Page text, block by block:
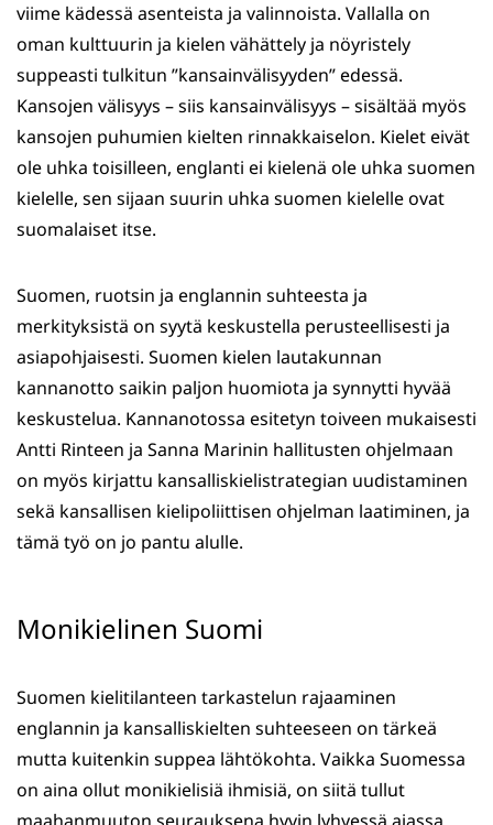
viime kädessä asenteista ja valinnoista. Vallalla on
oman kulttuurin ja kielen vähättely ja nöyristely
suppeasti tulkitun ”kansainvälisyyden” edessä.
Kansojen välisyys – siis kansainvälisyys – sisältää myös
kansojen puhumien kielten rinnakkaiselon. Kielet eivät
ole uhka toisilleen, englanti ei kielenä ole uhka suomen
kielelle, sen sijaan suurin uhka suomen kielelle ovat
suomalaiset itse.
Suomen, ruotsin ja englannin suhteesta ja
merkityksistä on syytä keskustella perusteellisesti ja
asiapohjaisesti. Suomen kielen lautakunnan
kannanotto saikin paljon huomiota ja synnytti hyvää
keskustelua. Kannanotossa esitetyn toiveen mukaisesti
Antti Rinteen ja Sanna Marinin hallitusten ohjelmaan
on myös kirjattu kansalliskielistrategian uudistaminen
sekä kansallisen kielipoliittisen ohjelman laatiminen, ja
tämä työ on jo pantu alulle.
Monikielinen Suomi
Suomen kielitilanteen tarkastelun rajaaminen
englannin ja kansalliskielten suhteeseen on tärkeä
mutta kuitenkin suppea lähtökohta. Vaikka Suomessa
on aina ollut monikielisiä ihmisiä, on siitä tullut